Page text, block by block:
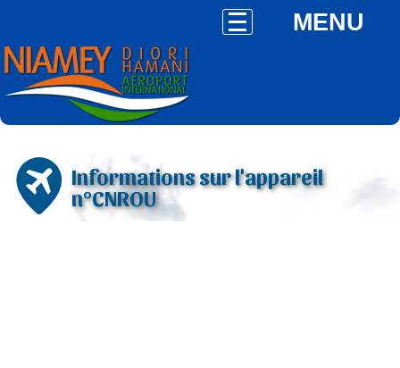
MENU
Informations sur l'appareil
n°CNROU